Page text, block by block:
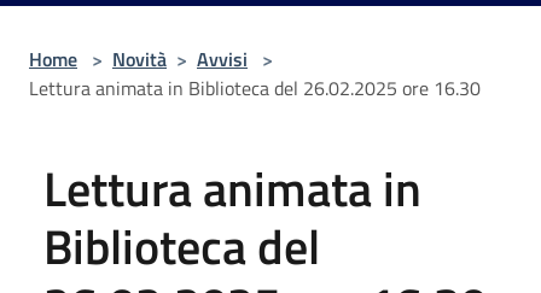
Home > Novità > Avvisi >
Lettura animata in Biblioteca del 26.02.2025 ore 16.30
Lettura animata in
Biblioteca del